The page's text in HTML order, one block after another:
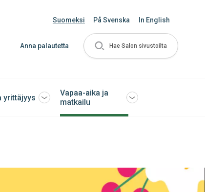
Suomeksi På Svenska In English
Anna palautetta Hae Salon sivustoilta
yrittäjyys Avaa
Vapaa-aika ja
matkailu
Avaa